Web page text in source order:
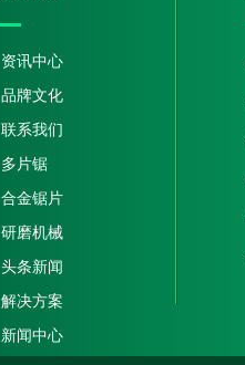
资讯中心
品牌文化
联系我们
多片锯
合金锯片
研磨机械
头条新闻
解决方案
新闻中心